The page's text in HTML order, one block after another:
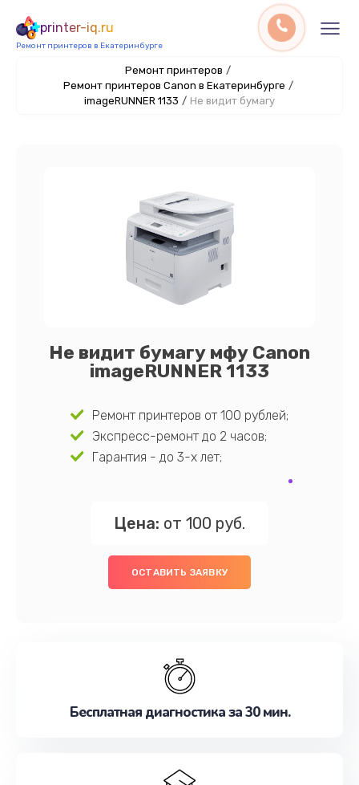
printer-iq.ru
Ремонт принтеров в Екатеринбурге
Ремонт принтеров /
Ремонт принтеров Canon в Екатеринбурге /
imageRUNNER 1133 / Не видит бумагу
Не видит бумагу мфу Canon
imageRUNNER 1133
Ремонт принтеров от 100 рублей;
Экспресс-ремонт до 2 часов;
Гарантия - до 3-х лет;
Цена: от 100 руб.
ОСТАВИТЬ ЗАЯВКУ
Бесплатная диагностика за 30 мин.